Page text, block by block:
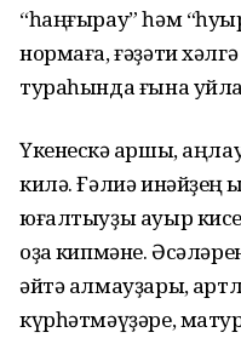
“һаңғырау” һәм
нормаға, ғәҙәти
тураһында ғына
Үкенескә ҡаршы,
килә. Ғәлиә инәйҙең
юғалтыуҙы ауыр
оҙаҡ кипмәне.
әйтә алмауҙары,
күрһәтмәүҙәре,